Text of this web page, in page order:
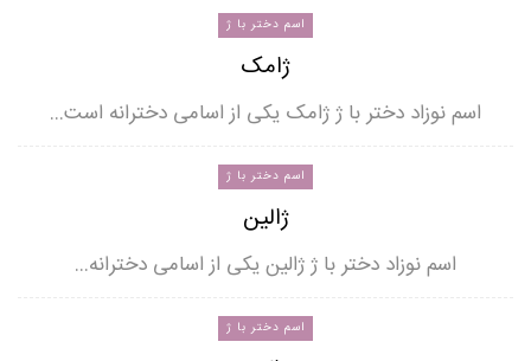
اسم دختر با ژ
ژامک
اسم نوزاد دختر با ژ ژامک یکی از اسامی دخترانه است…
اسم دختر با ژ
ژالین
اسم نوزاد دختر با ژ ژالین یکی از اسامی دخترانه…
اسم دختر با ژ